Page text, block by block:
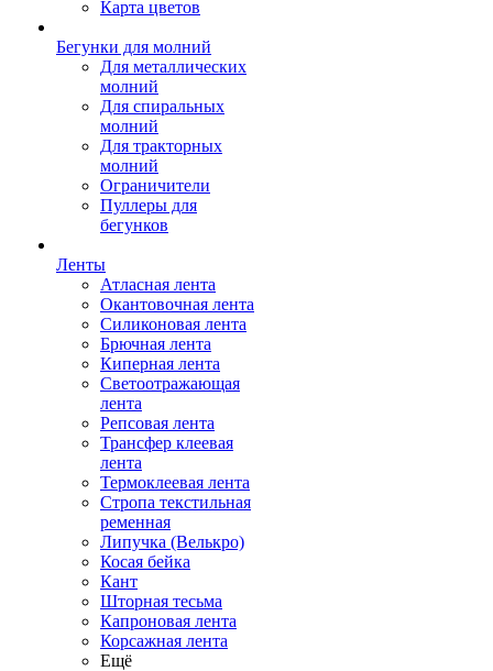
Карта цветов
Бегунки для молний
Для металлических
молний
Для спиральных
молний
Для тракторных
молний
Ограничители
Пуллеры для
бегунков
Ленты
Атласная лента
Окантовочная лента
Силиконовая лента
Брючная лента
Киперная лента
Светоотражающая
лента
Репсовая лента
Трансфер клеевая
лента
Термоклеевая лента
Стропа текстильная
ременная
Липучка (Велькро)
Косая бейка
Кант
Шторная тесьма
Капроновая лента
Корсажная лента
Ещё